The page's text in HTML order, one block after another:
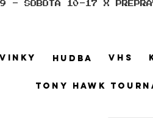
SOBOTA 10-17 X
HUDBA VHS
TONY HAWK